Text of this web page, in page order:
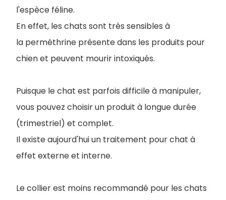
l'espèce féline.
En effet, les chats sont très sensibles à
la perméthrine présente dans les produits pour
chien et peuvent mourir intoxiqués.
Puisque le chat est parfois difficile à manipuler,
vous pouvez choisir un produit à longue durée
(trimestriel) et complet.
Il existe aujourd'hui un traitement pour chat à
effet externe et interne.
Le collier est moins recommandé pour les chats